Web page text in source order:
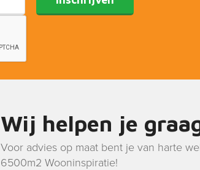
Wij helpen je
Voor advies op maat bent je van harte
6500m2 Wooninspiratie!